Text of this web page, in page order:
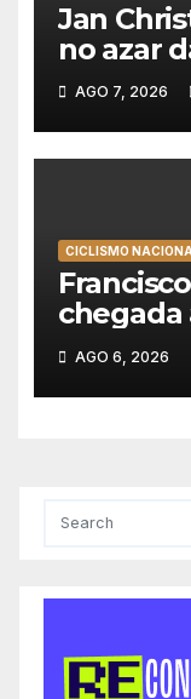
Jan
no azar
Emirates
Polónia
AGO 7, 2026
CICLISMO
chegada
veste de
Portugal
AGO 6, 2026